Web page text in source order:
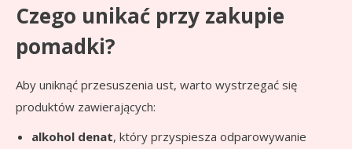
Czego unikać przy zakupie
pomadki?
Aby uniknąć przesuszenia ust, warto wystrzegać się
produktów zawierających:
alkohol denat, który przyspiesza odparowywanie